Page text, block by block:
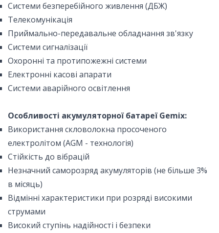
Системи безперебійного живлення (ДБЖ)
Телекомунікація
Приймально-передавальне обладнання зв'язку
Системи сигналізації
Охоронні та протипожежні системи
Електронні касові апарати
Системи аварійного освітлення
Особливості акумуляторної батареї Gemix:
Використання скловолокна просоченого
електролітом (AGM - технологія)
Стійкість до вібрацій
Незначний саморозряд акумуляторів (не більше 3%
в місяць)
Відмінні характеристики при розряді високими
струмами
Високий ступінь надійності і безпеки